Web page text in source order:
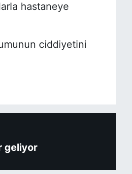
hastaneye
ciddiyetini
geliyor